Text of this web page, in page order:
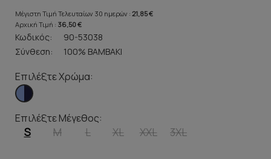
Μέγιστη Τιμή Τελευταίων 30 ημερών : 21,85 €
Αρχική Τιμή : 36,50 €
Κωδικός:
90-53038
Σύνθεση:
100% ΒΑΜΒΑΚΙ
Επιλέξτε Χρώμα:
Επιλέξτε Μέγεθος:
S M L XL XXL 3XL